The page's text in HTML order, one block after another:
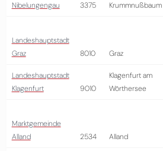
Nibelungengau
3375 Krummnußbaum
Landeshauptstadt
Graz
8010 Graz
Landeshauptstadt
Klagenfurt
9010
Klagenfurt am
Wörthersee
Marktgemeinde
Alland
2534 Alland